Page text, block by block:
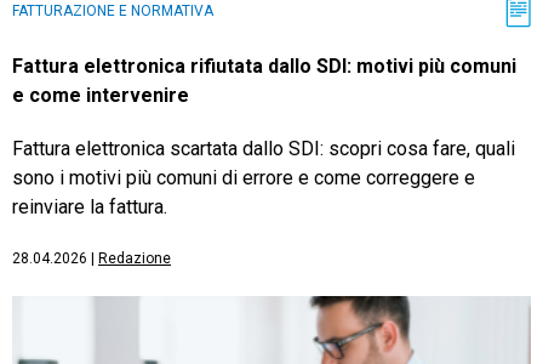
FATTURAZIONE E NORMATIVA
Fattura elettronica rifiutata dallo SDI: motivi più comuni
e come intervenire
Fattura elettronica scartata dallo SDI: scopri cosa fare, quali
sono i motivi più comuni di errore e come correggere e
reinviare la fattura.
28.04.2026 Redazione